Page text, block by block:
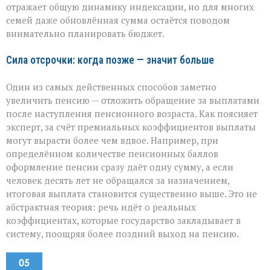
отражает общую динамику индексации, но для многих
семей даже обновлённая сумма остаётся поводом
внимательно планировать бюджет.
Сила отсрочки: когда позже — значит больше
Один из самых действенных способов заметно
увеличить пенсию — отложить обращение за выплатами
после наступления пенсионного возраста. Как поясняет
эксперт, за счёт премиальных коэффициентов выплаты
могут вырасти более чем вдвое. Например, при
определённом количестве пенсионных баллов
оформление пенсии сразу даёт одну сумму, а если
человек десять лет не обращался за назначением,
итоговая выплата становится существенно выше. Это не
абстрактная теория: речь идёт о реальных
коэффициентах, которые государство закладывает в
систему, поощряя более поздний выход на пенсию.
05